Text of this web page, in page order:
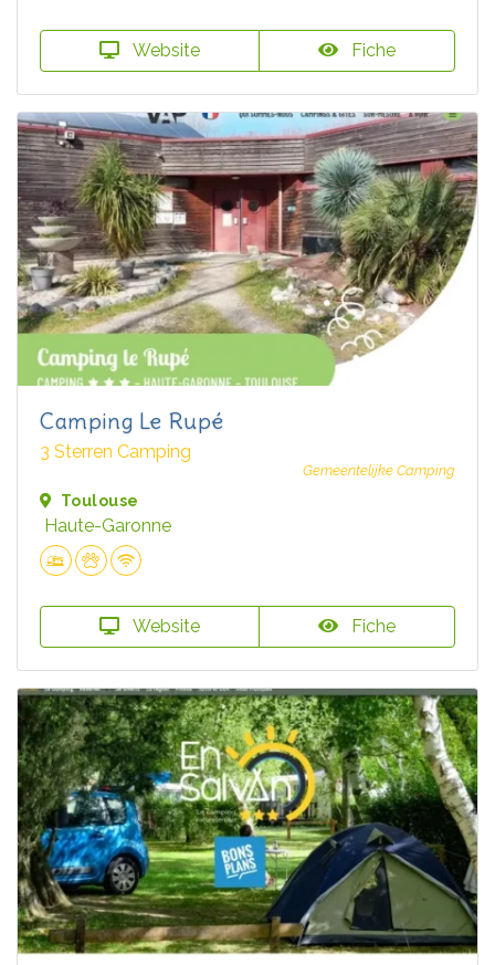
Website Fiche
Camping Le Rupé
3 Sterren Camping
Gemeentelijke Camping
Toulouse
Haute-Garonne
Website Fiche